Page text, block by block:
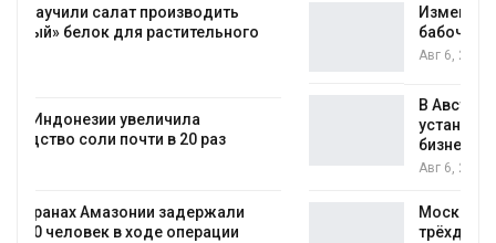
Изменение климата меняет ареалы
бабочек по всему миру
установки солнечных панелей для
бизнеса
Москвариум отметит 11-летие
трёхдневным фестивалем